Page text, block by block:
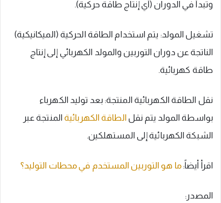
وتبدأ في الدوران (أي إنتاج طاقة حركية).
تشغيل المولد: يتم استخدام الطاقة الحركية (الميكانيكية)
الناتجة عن دوران التوربين والمولد الكهربائي إلى إنتاج
طاقة كهربائية.
نقل الطاقة الكهربائية المنتجة: بعد توليد الكهرباء
بواسطة المولد يتم نقل الطاقة الكهربائية المنتجة عبر
الشبكة الكهربائية إلى المستهلكين.
اقرأ أيضاً:ما هو التوربين المستخدم في محطات التوليد؟
المصدر: